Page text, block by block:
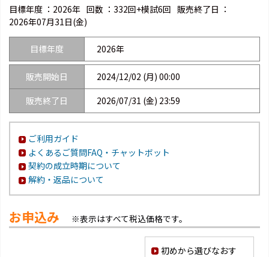
目標年度 ： 2026年 回数 ： 332回+模試6回 販売終了日 ：
2026年07月31日(金)
目標年度 2026年
販売開始日
2024/12/02 (月) 00:00
販売終了日
2026/07/31 (金) 23:59
ご利用ガイド
よくあるご質問FAQ・チャットボット
契約の成立時期について
解約・返品について
お申込み ※表示はすべて税込価格です。
初めから選びなおす